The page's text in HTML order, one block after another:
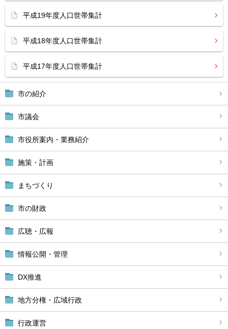
市の紹介
市議会
市役所案内・業務紹介
施策・計画
まちづくり
市の財政
広聴・広報
情報公開・管理
DX推進
地方分権・広域行政
行政運営
平成19年度人口世帯集計
平成18年度人口世帯集計
平成17年度人口世帯集計